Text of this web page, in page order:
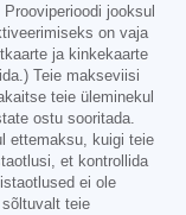
jooksul
on vaja
ja kinkekaarte
Teie makseviisi
teie üleminekul
ostu sooritada.
ettemaksu, kuigi teie
et kontrollida
ei ole
teie